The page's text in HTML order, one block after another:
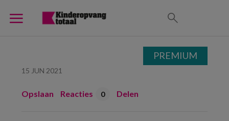
15 JUN 2021
Opslaan Reacties 0 Delen
PREMIUM